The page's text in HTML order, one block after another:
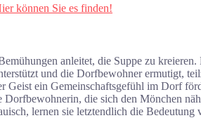
können Sie es finden!
anleitet, die Suppe zu
und die Dorfbewohner ermutigt,
Geist ein Gemeinschaftsgefühl im Dorf
Dorfbewohnerin, die sich den Mönchen
lernen sie letztendlich die